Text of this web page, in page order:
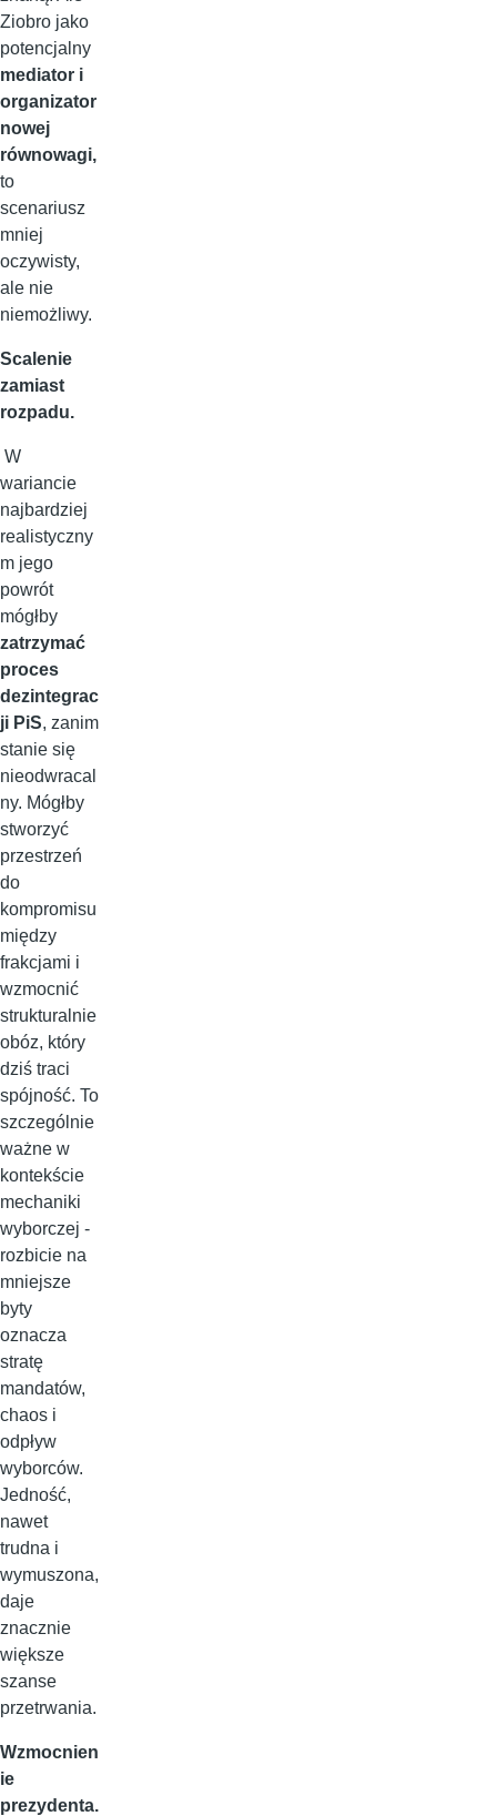
Ziobro jako
potencjalny
mediator i
organizator
nowej
równowagi,
to
scenariusz
mniej
oczywisty,
ale nie
niemożliwy.
Scalenie
zamiast
rozpadu.
W
wariancie
najbardziej
realistyczny
m jego
powrót
mógłby
zatrzymać
proces
dezintegrac
ji PiS, zanim
stanie się
nieodwracal
ny. Mógłby
stworzyć
przestrzeń
do
kompromisu
między
frakcjami i
wzmocnić
strukturalnie
obóz, który
dziś traci
spójność. To
szczególnie
ważne w
kontekście
mechaniki
wyborczej -
rozbicie na
mniejsze
byty
oznacza
stratę
mandatów,
chaos i
odpływ
wyborców.
Jedność,
nawet
trudna i
wymuszona,
daje
znacznie
większe
szanse
przetrwania.
Wzmocnien
ie
prezydenta.